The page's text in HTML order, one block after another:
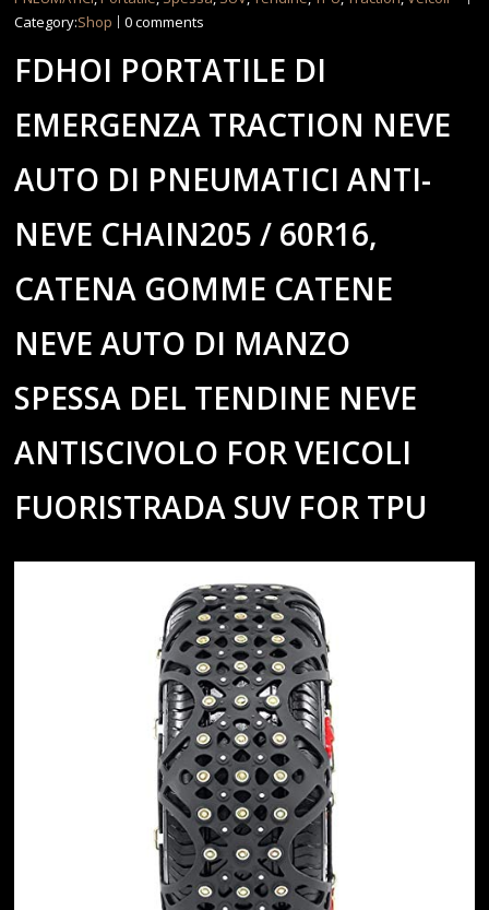
Category:Shop 0 comments
FDHOI PORTATILE DI
EMERGENZA TRACTION NEVE
AUTO DI PNEUMATICI ANTI-
NEVE CHAIN205 / 60R16,
CATENA GOMME CATENE
NEVE AUTO DI MANZO
SPESSA DEL TENDINE NEVE
ANTISCIVOLO FOR VEICOLI
FUORISTRADA SUV FOR TPU